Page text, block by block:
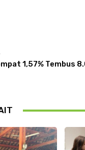
1,57% Tembus